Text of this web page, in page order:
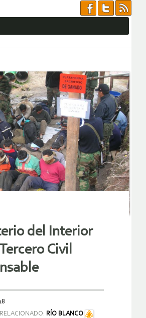
del Interior
Civil
RÍO BLANCO